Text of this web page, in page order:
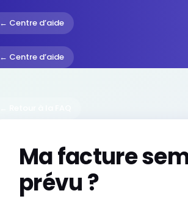
← Centre d’aide
← Centre d’aide
Ma facture
prévu ?